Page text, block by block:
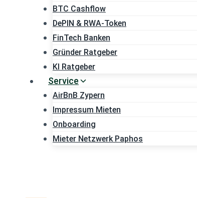
BTC Cashflow
DePIN & RWA-Token
FinTech Banken
Gründer Ratgeber
KI Ratgeber
Service
AirBnB Zypern
Impressum Mieten
Onboarding
Mieter Netzwerk Paphos